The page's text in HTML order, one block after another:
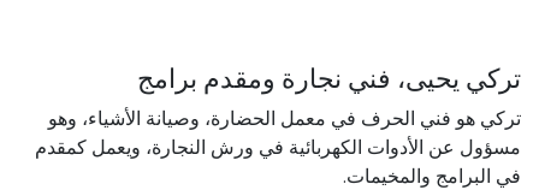
تركي يحيى، فني نجارة ومقدم برامج
تركي هو فني الحرف في معمل الحضارة، وصيانة الأشياء، وهو
مسؤول عن الأدوات الكهربائية في ورش النجارة، ويعمل كمقدم
في البرامج والمخيمات.